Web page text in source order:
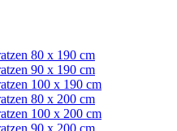
80 x 190 cm
90 x 190 cm
100 x 190 cm
80 x 200 cm
100 x 200 cm
90 x 200 cm